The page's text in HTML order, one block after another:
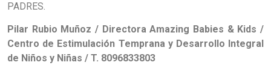
PADRES.
Pilar Rubio Muñoz / Directora Amazing Babies & Kids /
Centro de Estimulación Temprana y Desarrollo Integral
de Niños y Niñas / T. 8096833803